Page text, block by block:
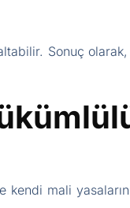
Sonuç
mali